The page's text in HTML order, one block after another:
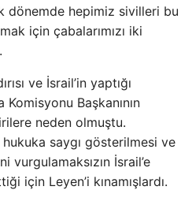
dönemde hepimiz sivilleri bu
için çabalarımızı iki
ve İsrail’in yaptığı
Başkanının
neden olmuştu.
saygı gösterilmesi ve
vurgulamaksızın İsrail’e
için Leyen’i kınamışlardı.